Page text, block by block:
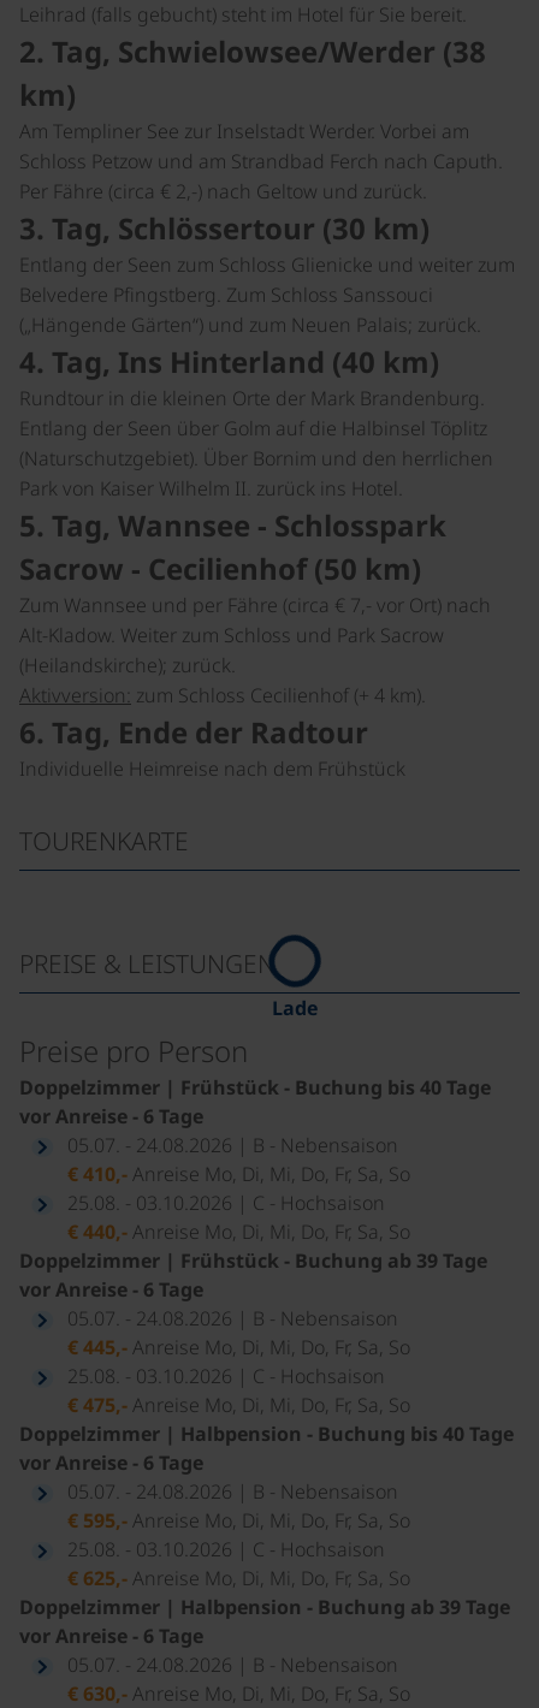
Leihrad (falls gebucht) steht im Hotel für Sie bereit.
2. Tag, Schwielowsee/Werder (38
km)
Am Templiner See zur Inselstadt Werder. Vorbei am
Schloss Petzow und am Strandbad Ferch nach Caputh.
Per Fähre (circa € 2,-) nach Geltow und zurück.
3. Tag, Schlössertour (30 km)
Entlang der Seen zum Schloss Glienicke und weiter zum
Belvedere Pfingstberg. Zum Schloss Sanssouci
(„Hängende Gärten“) und zum Neuen Palais; zurück.
4. Tag, Ins Hinterland (40 km)
Rundtour in die kleinen Orte der Mark Brandenburg.
Entlang der Seen über Golm auf die Halbinsel Töplitz
(Naturschutzgebiet). Über Bornim und den herrlichen
Park von Kaiser Wilhelm II. zurück ins Hotel.
5. Tag, Wannsee - Schlosspark
Sacrow - Cecilienhof (50 km)
Zum Wannsee und per Fähre (circa € 7,- vor Ort) nach
Alt-Kladow. Weiter zum Schloss und Park Sacrow
(Heilandskirche); zurück.
Aktivversion: zum Schloss Cecilienhof (+ 4 km).
6. Tag, Ende der Radtour
Individuelle Heimreise nach dem Frühstück
TOURENKARTE
Lade
PREISE & LEISTUNGEN
Preise pro Person
Doppelzimmer | Frühstück - Buchung bis 40 Tage
vor Anreise - 6 Tage
05.07. - 24.08.2026 | B - Nebensaison
€ 410,-Anreise Mo, Di, Mi, Do, Fr, Sa, So
25.08. - 03.10.2026 | C - Hochsaison
€ 440,-Anreise Mo, Di, Mi, Do, Fr, Sa, So
Doppelzimmer | Frühstück - Buchung ab 39 Tage
vor Anreise - 6 Tage
05.07. - 24.08.2026 | B - Nebensaison
€ 445,-Anreise Mo, Di, Mi, Do, Fr, Sa, So
25.08. - 03.10.2026 | C - Hochsaison
€ 475,-Anreise Mo, Di, Mi, Do, Fr, Sa, So
Doppelzimmer | Halbpension - Buchung bis 40 Tage
vor Anreise - 6 Tage
05.07. - 24.08.2026 | B - Nebensaison
€ 595,-Anreise Mo, Di, Mi, Do, Fr, Sa, So
25.08. - 03.10.2026 | C - Hochsaison
€ 625,-Anreise Mo, Di, Mi, Do, Fr, Sa, So
Doppelzimmer | Halbpension - Buchung ab 39 Tage
vor Anreise - 6 Tage
05.07. - 24.08.2026 | B - Nebensaison
€ 630,-Anreise Mo, Di, Mi, Do, Fr, Sa, So